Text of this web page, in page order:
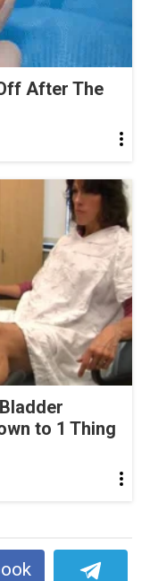
After The
to 1 Thing